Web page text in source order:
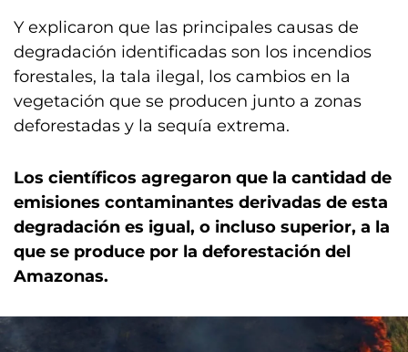
Y explicaron que las principales causas de
degradación identificadas son los incendios
forestales, la tala ilegal, los cambios en la
vegetación que se producen junto a zonas
deforestadas y la sequía extrema.
Los científicos agregaron que la cantidad de
emisiones contaminantes derivadas de esta
degradación es igual, o incluso superior, a la
que se produce por la deforestación del
Amazonas.